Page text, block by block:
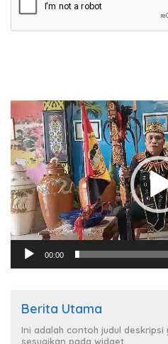
Pemutar
Video
00:00
Berita Utama
Ini adalah contoh judul
sesuaikan pada widget